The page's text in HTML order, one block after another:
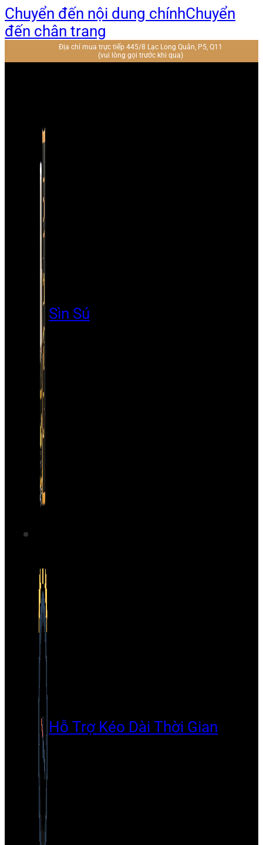
Chuyển đến nội dung chínhChuyển
đến chân trang
Địa chỉ mua trực tiếp 445/8 Lạc Long Quân, P5, Q11
(vui lòng gọi trước khi qua)
Sìn Sú
Hỗ Trợ Kéo Dài Thời Gian